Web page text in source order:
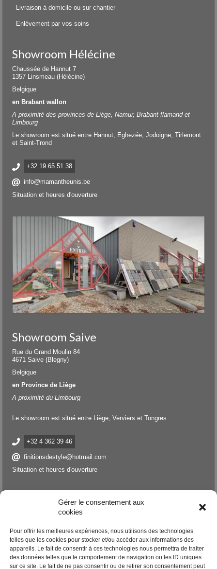
Gérer le consentement aux
cookies
Pour offrir les meilleures expériences, nous utilisons des technologies
telles que les cookies pour stocker et/ou accéder aux informations des
appareils. Le fait de consentir à ces technologies nous permettra de traiter
des données telles que le comportement de navigation ou les ID uniques
sur ce site. Le fait de ne pas consentir ou de retirer son consentement peut
Livraison à domicile ou sur chantier
Enlèvement par vos soins
Showroom Hélécine
Chaussée de Hannut 7
1357 Linsmeau (Hélécine)
Belgique
en Brabant wallon
A proximité des provinces de Liège, Namur, Brabant flamand et
Limbourg
Le showroom est situé entre Hannut, Eghezée, Jodoigne, Tirlemont
et Saint-Trond
+32 19 65 51 38
info@mamantheunis.be
Situation et heures d'ouverture
Showroom Saive
Rue du Grand Moulin 84
4671 Saive (Blegny)
Belgique
en Province de Liège
A proximité du Limbourg
Le showroom est situé entre Liège, Verviers et Tongres
+32 4 362 39 46
finitionsdestyle@hotmail.com
Situation et heures d'ouverture